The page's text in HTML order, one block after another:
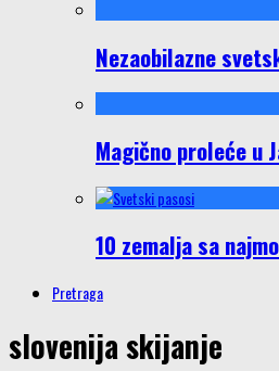
Nezaobilazne
Magično proleće u
10 zemalja sa
Pretraga
slovenija skijanje